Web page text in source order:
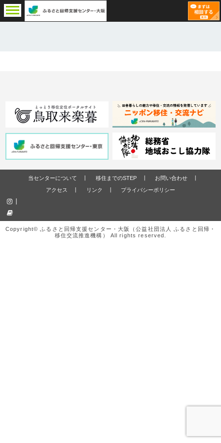
当センターについて 移住までのSTEP
お問い合わせ
アクセス
リンク プライバシーポリシー
Copyright© ふるさと回帰支援センター・大阪（公益社団法人 ふるさと回帰・
移住交流推進機構） All rights reserved.